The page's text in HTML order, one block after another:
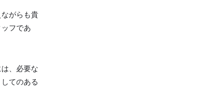
がらも貴
フであ
、必要な
てのある